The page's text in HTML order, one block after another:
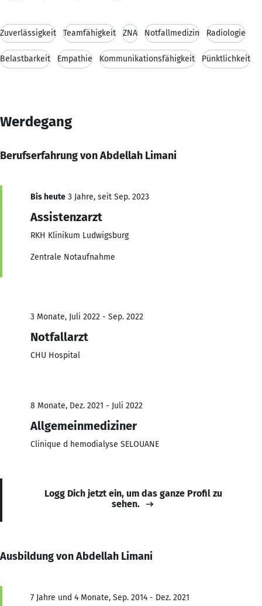
Zuverlässigkeit Teamfähigkeit ZNA Notfallmedizin Radiologie
Belastbarkeit Empathie Kommunikationsfähigkeit Pünktlichkeit
Werdegang
Berufserfahrung von Abdellah Limani
Bis heute 3 Jahre, seit Sep. 2023
Assistenzarzt
RKH Klinikum Ludwigsburg
Zentrale Notaufnahme
3 Monate, Juli 2022 - Sep. 2022
Notfallarzt
CHU Hospital
8 Monate, Dez. 2021 - Juli 2022
Allgemeinmediziner
Clinique d hemodialyse SELOUANE
Logg Dich jetzt ein, um das ganze Profil zu
sehen.
Ausbildung von Abdellah Limani
7 Jahre und 4 Monate, Sep. 2014 - Dez. 2021